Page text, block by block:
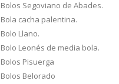
Bolos Segoviano de Abades.
Bola cacha palentina.
Bolo Llano.
Bolo Leonés de media bola.
Bolos Pisuerga
Bolos Belorado